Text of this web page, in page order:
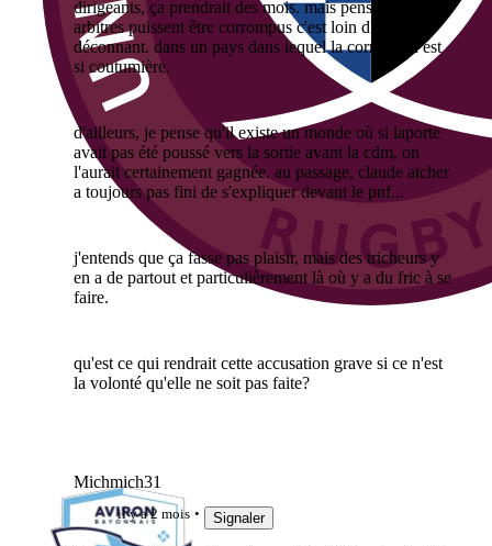
dirigeants, ça prendrait des mois. mais penser que des
arbitres puissent être corrompus c'est loin d'être
déconnant. dans un pays dans lequel la corruption est
si coutumière.
d'ailleurs, je pense qu'il existe un monde où si laporte
avait pas été poussé vers la sortie avant la cdm, on
l'aurait certainement gagnée. au passage, claude atcher
a toujours pas fini de s'expliquer devant le pnf...
j'entends que ça fasse pas plaisir, mais des tricheurs y
en a de partout et particulièrement là où y a du fric à se
faire.
qu'est ce qui rendrait cette accusation grave si ce n'est
la volonté qu'elle ne soit pas faite?
Michmich31
il y a 2 mois Signaler